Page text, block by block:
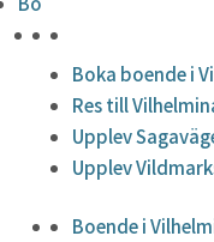
Boka boende i
Res till
Upplev
Upplev
Boende i